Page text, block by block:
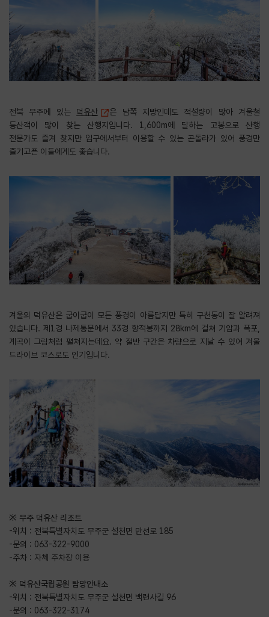
전북 무주에 있는 덕유산
은 남쪽 지방인데도 적설량이 많아 겨울철
등산객이 많이 찾는 산행지입니다. 1,600m에 달하는 고봉으로 산행
전문가도 즐겨 찾지만 입구에서부터 이용할 수 있는 곤돌라가 있어 풍경만
즐기고픈 이들에게도 좋습니다.
겨울의 덕유산은 굽이굽이 모든 풍경이 아름답지만 특히 구천동이 잘 알려져
있습니다. 제1경 나제통문에서 33경 향적봉까지 28km에 걸쳐 기암과 폭포,
계곡이 그림처럼 펼쳐지는데요. 약 절반 구간은 차량으로 지날 수 있어 겨울
드라이브 코스로도 인기입니다.
※ 무주 덕유산 리조트
-위치 : 전북특별자치도 무주군 설천면 만선로 185
-문의 : 063-322-9000
-주차 : 자체 주차장 이용
※ 덕유산국립공원 탐방안내소
-위치 : 전북특별자치도 무주군 설천면 백련사길 96
-문의 : 063-322-3174